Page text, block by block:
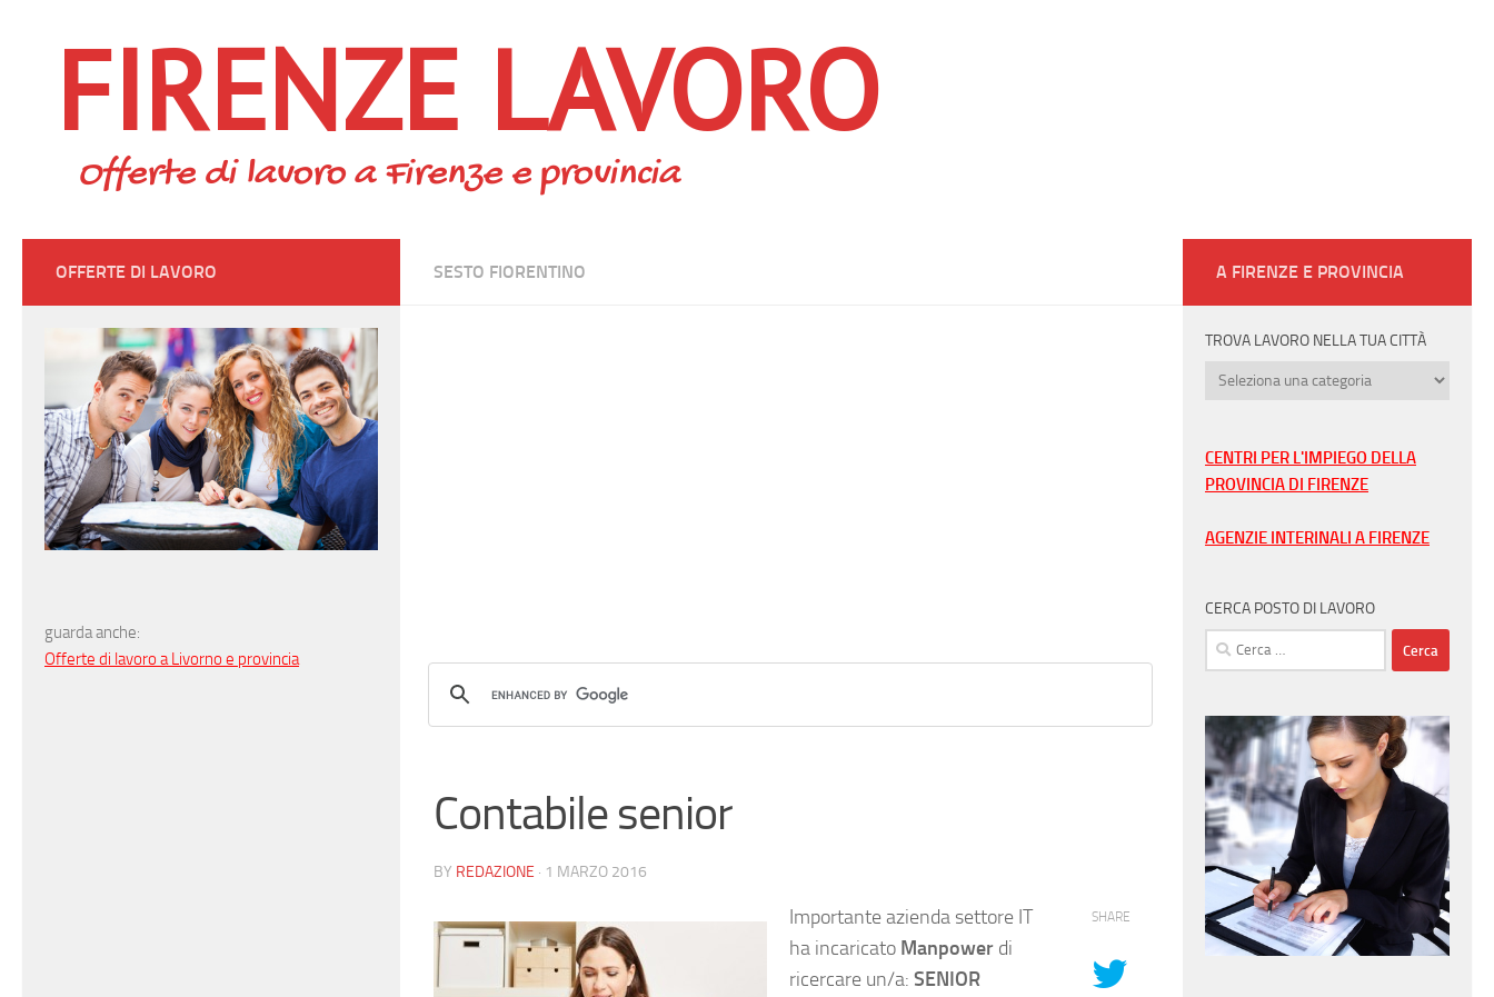
FIRENZE LAVORO
Offerte di lavoro a Firenze e provincia
SESTO FIORENTINO
Contabile senior
BY REDAZIONE · 1 MARZO 2016
Importante azienda settore IT
ha incaricato Manpower di
ricercare un/a: SENIOR
SHARE
OFFERTE DI LAVORO
guarda anche:
Offerte di lavoro a Livorno e provincia
A FIRENZE E PROVINCIA
TROVA LAVORO NELLA TUA CITTÀ
Trova
tua
città
CENTRI PER L'IMPIEGO DELLA
PROVINCIA DI FIRENZE
AGENZIE INTERINALI A FIRENZE
CERCA POSTO DI LAVORO
Ricerca
per: